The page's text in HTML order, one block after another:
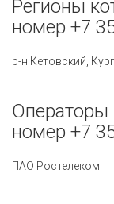
Регионы
номер +7
р-н Кетовский,
номер +7
ПАО Ростелеком